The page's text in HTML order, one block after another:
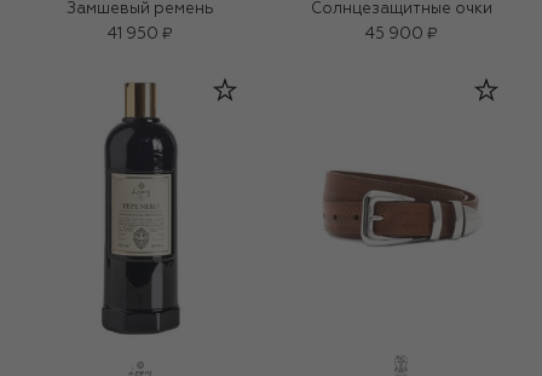
Замшевый ремень
41 950 ₽
Солнцезащитные очки
45 900 ₽